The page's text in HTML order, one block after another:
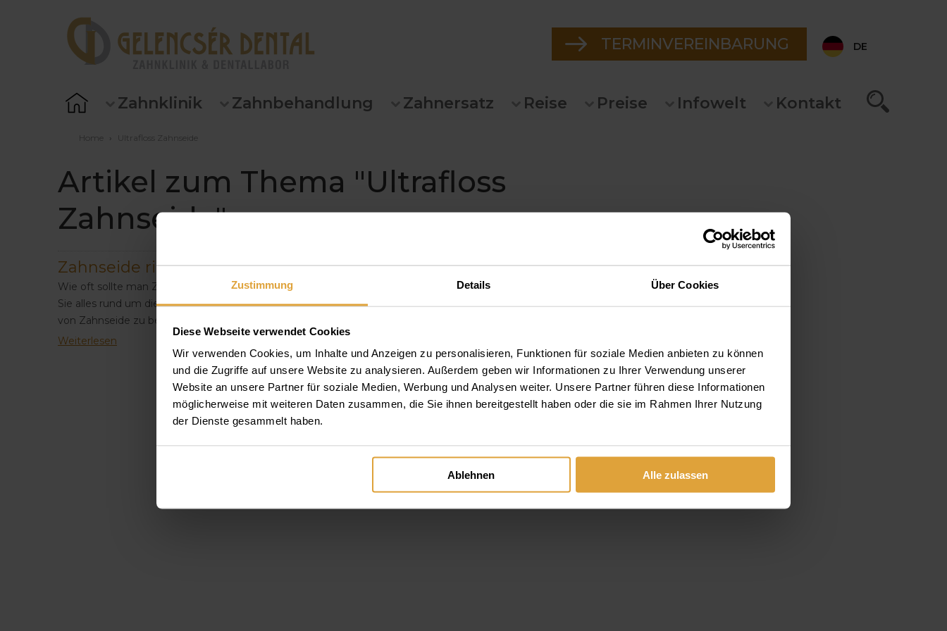
Zustimmung Details Über Cookies
Diese Webseite verwendet Cookies
Wir verwenden Cookies, um Inhalte und Anzeigen zu personalisieren, Funktionen für soziale Medien anbieten zu können
und die Zugriffe auf unsere Website zu analysieren. Außerdem geben wir Informationen zu Ihrer Verwendung unserer
Website an unsere Partner für soziale Medien, Werbung und Analysen weiter. Unsere Partner führen diese Informationen
möglicherweise mit weiteren Daten zusammen, die Sie ihnen bereitgestellt haben oder die sie im Rahmen Ihrer Nutzung
der Dienste gesammelt haben.
Ablehnen Alle zulassen
TERMINVEREINBARUNG DE
Zahnklinik Zahnbehandlung Zahnersatz Reise Preise Infowelt Kontakt
Home › Ultrafloss Zahnseide
Artikel zum Thema "Ultrafloss
Zahnseide"
Zahnseide richtig benutzen
Wie oft sollte man Zahnseide benutzen? Welche Zahnseide ist für mich die richtige? In unserem Experten-Ratgeber erfahren
Sie alles rund um die richtige Anwendung von Zahnseide, welche Zahnseide Sie benötigen und was es bei der Anwendung
von Zahnseide zu beachten gibt. Benutzen Sie Zahnseide und tun Sie so etwas für eine gesunde Mundflora!
Weiterlesen